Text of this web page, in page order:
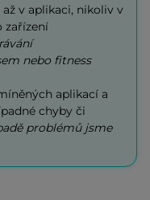
v aplikaci, nikoliv v
zařízení
nebo fitness
aplikací a
chyby či
problémů jsme